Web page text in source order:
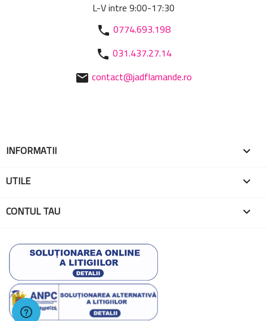
L-V intre 9:00-17:30
phone 0774.693.198
phone 031.437.27.14
mail contact@jadflamande.ro
INFORMATII 
UTILE 
CONTUL TAU 